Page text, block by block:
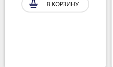
В КОРЗИНУ